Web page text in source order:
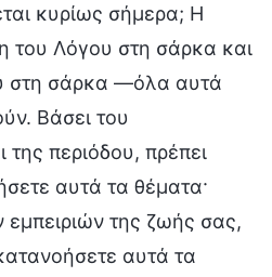
κυρίως σήμερα; Η
του Λόγου στη σάρκα και
στη σάρκα —όλα αυτά
Βάσει του
περιόδου, πρέπει
αυτά τα θέματα·
εμπειριών της ζωής σας,
αυτά τα